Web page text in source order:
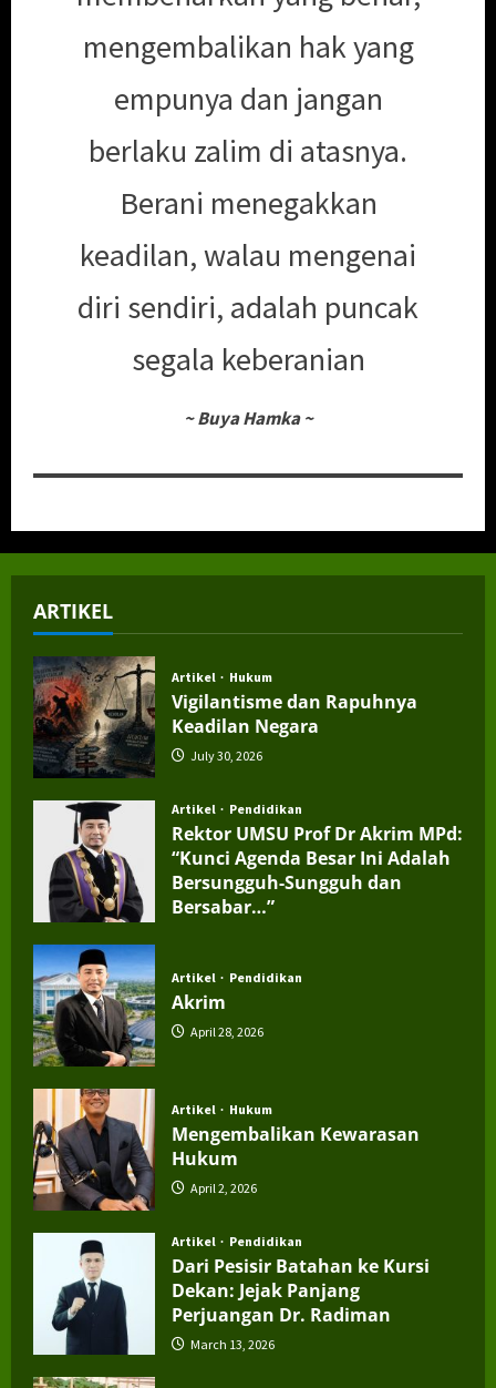
mengembalikan hak yang
empunya dan jangan
berlaku zalim di atasnya.
Berani menegakkan
keadilan, walau mengenai
diri sendiri, adalah puncak
segala keberanian
~ Buya Hamka ~
ARTIKEL
Artikel Hukum
Vigilantisme dan Rapuhnya
Keadilan Negara
July 30, 2026
Artikel Pendidikan
Rektor UMSU Prof Dr Akrim MPd:
“Kunci Agenda Besar Ini Adalah
Bersungguh-Sungguh dan
Bersabar…”
Artikel Pendidikan
Akrim
April 28, 2026
Artikel Hukum
Mengembalikan Kewarasan
Hukum
April 2, 2026
Artikel Pendidikan
Dari Pesisir Batahan ke Kursi
Dekan: Jejak Panjang
Perjuangan Dr. Radiman
March 13, 2026